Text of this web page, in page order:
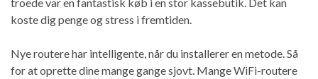
koste dig penge og stress i fremtiden.
Nye routere har intelligente, når du installerer en metode. Så
for at oprette dine mange gange sjovt. Mange WiFi-routere